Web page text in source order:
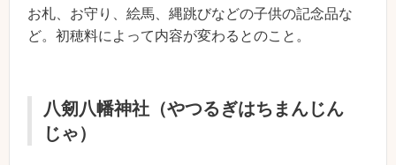
お札、お守り、絵馬、縄跳びなどの子供の記念品な
ど。初穂料によって内容が変わるとのこと。
八剱八幡神社（やつるぎはちまんじん
じゃ）